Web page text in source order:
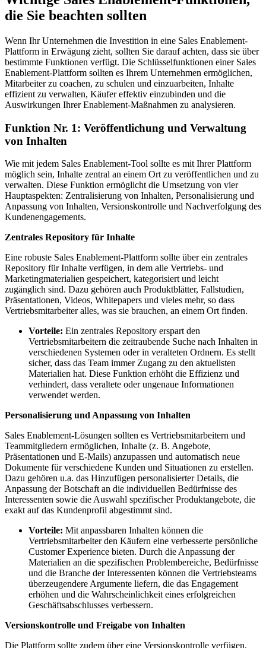
die Sie beachten sollten
Wenn Ihr Unternehmen die Investition in eine Sales Enablement-
Plattform in Erwägung zieht, sollten Sie darauf achten, dass sie über
bestimmte Funktionen verfügt. Die Schlüsselfunktionen einer Sales
Enablement-Plattform sollten es Ihrem Unternehmen ermöglichen,
Mitarbeiter zu coachen, zu schulen und einzuarbeiten, Inhalte
effizient zu verwalten, Käufer effektiv einzubinden und die
Auswirkungen Ihrer Enablement-Maßnahmen zu analysieren.
Funktion Nr. 1: Veröffentlichung und Verwaltung
von Inhalten
Wie mit jedem Sales Enablement-Tool sollte es mit Ihrer Plattform
möglich sein, Inhalte zentral an einem Ort zu veröffentlichen und zu
verwalten. Diese Funktion ermöglicht die Umsetzung von vier
Hauptaspekten: Zentralisierung von Inhalten, Personalisierung und
Anpassung von Inhalten, Versionskontrolle und Nachverfolgung des
Kundenengagements.
Zentrales Repository für Inhalte
Eine robuste Sales Enablement-Plattform sollte über ein zentrales
Repository für Inhalte verfügen, in dem alle Vertriebs- und
Marketingmaterialien gespeichert, kategorisiert und leicht
zugänglich sind. Dazu gehören auch Produktblätter, Fallstudien,
Präsentationen, Videos, Whitepapers und vieles mehr, so dass
Vertriebsmitarbeiter alles, was sie brauchen, an einem Ort finden.
Vorteile: Ein zentrales Repository erspart den
Vertriebsmitarbeitern die zeitraubende Suche nach Inhalten in
verschiedenen Systemen oder in veralteten Ordnern. Es stellt
sicher, dass das Team immer Zugang zu den aktuellsten
Materialien hat. Diese Funktion erhöht die Effizienz und
verhindert, dass veraltete oder ungenaue Informationen
verwendet werden.
Personalisierung und Anpassung von Inhalten
Sales Enablement-Lösungen sollten es Vertriebsmitarbeitern und
Teammitgliedern ermöglichen, Inhalte (z. B. Angebote,
Präsentationen und E-Mails) anzupassen und automatisch neue
Dokumente für verschiedene Kunden und Situationen zu erstellen.
Dazu gehören u.a. das Hinzufügen personalisierter Details, die
Anpassung der Botschaft an die individuellen Bedürfnisse des
Interessenten sowie die Auswahl spezifischer Produktangebote, die
exakt auf das Kundenprofil abgestimmt sind.
Vorteile: Mit anpassbaren Inhalten können die
Vertriebsmitarbeiter den Käufern eine verbesserte persönliche
Customer Experience bieten. Durch die Anpassung der
Materialien an die spezifischen Problembereiche, Bedürfnisse
und die Branche der Interessenten können die Vertriebsteams
überzeugendere Argumente liefern, die das Engagement
erhöhen und die Wahrscheinlichkeit eines erfolgreichen
Geschäftsabschlusses verbessern.
Versionskontrolle und Freigabe von Inhalten
Die Plattform sollte zudem über eine Versionskontrolle verfügen,